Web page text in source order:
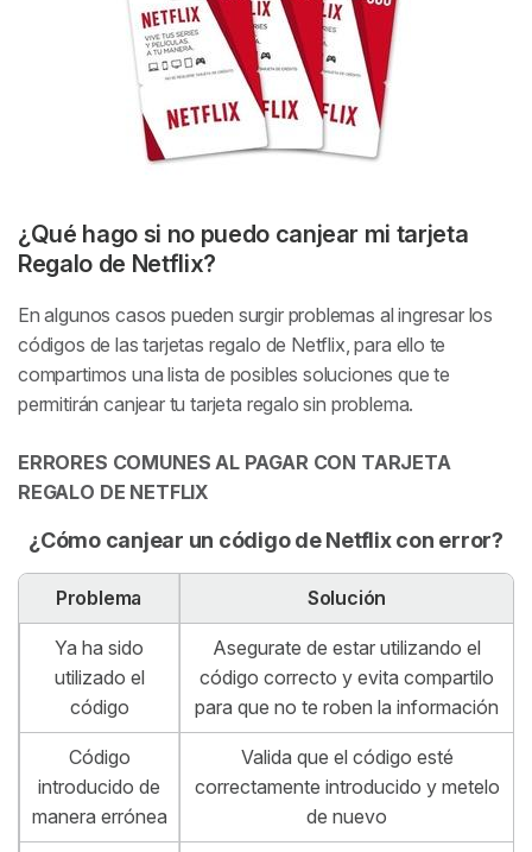
¿Qué hago si no puedo canjear mi tarjeta
Regalo de Netflix?
En algunos casos pueden surgir problemas al ingresar los
códigos de las tarjetas regalo de Netflix, para ello te
compartimos una lista de posibles soluciones que te
permitirán canjear tu tarjeta regalo sin problema.
ERRORES COMUNES AL PAGAR CON TARJETA
REGALO DE NETFLIX
¿Cómo canjear un código de Netflix con error?
Problema Solución
Ya ha sido
utilizado el
código
Asegurate de estar utilizando el
código correcto y evita compartilo
para que no te roben la información
Código
introducido de
manera errónea
Valida que el código esté
correctamente introducido y metelo
de nuevo